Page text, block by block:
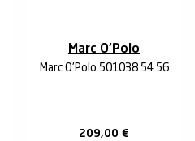
Marc O'Polo
Marc O'Polo 501038 54 56
209,00 €